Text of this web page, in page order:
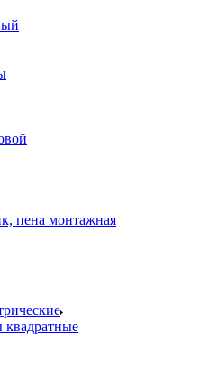
пена монтажная
квадратные